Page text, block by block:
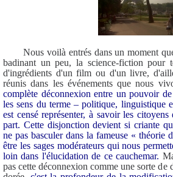
Nous voilà entrés dans un moment que
badinant un peu, la science-fiction pour
d'ingrédients d'un film ou d'un livre,
réunis dans les événements que nous
complète déconnexion entre un pouvoir de
les sens du terme – politique, linguistique
est censé représenter, à savoir les
part. Cette disjonction devient si criante
ne pas basculer dans la fameuse « théorie
être les sages modérateurs qui nous
loin dans l'élucidation de ce cauchemar.
pas cette déconnexion comme une sorte de